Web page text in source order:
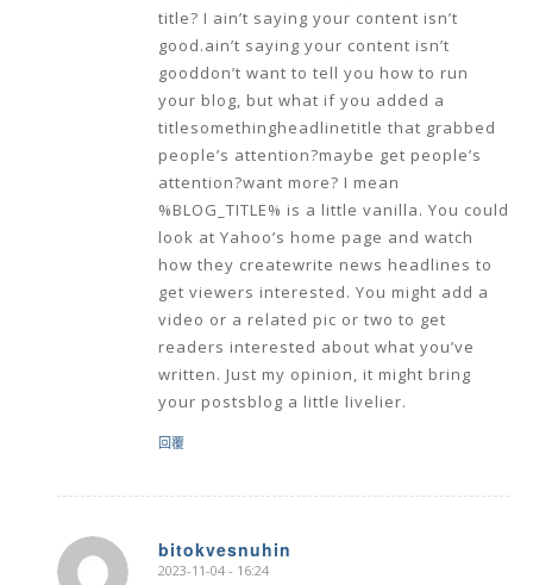
title? I ain’t saying your content isn’t
good.ain’t saying your content isn’t
gooddon’t want to tell you how to run
your blog, but what if you added a
titlesomethingheadlinetitle that grabbed
people’s attention?maybe get people’s
attention?want more? I mean
%BLOG_TITLE% is a little vanilla. You could
look at Yahoo’s home page and watch
how they createwrite news headlines to
get viewers interested. You might add a
video or a related pic or two to get
readers interested about what you’ve
written. Just my opinion, it might bring
your postsblog a little livelier.
回覆
bitokvesnuhin
says:
2023-11-04 - 16:24